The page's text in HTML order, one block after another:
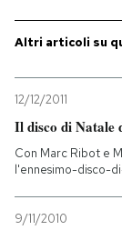
Scienza
Cultura
Sport
PODCAST
Altri articoli su
12/12/2011
Il disco di Natale
Con Marc Ribot e
l'ennesimo-disco-
9/11/2010